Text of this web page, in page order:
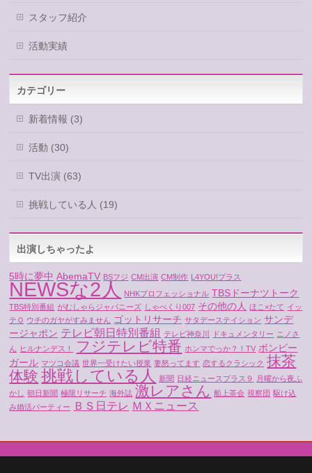
スタッフ紹介
活動実績
カテゴリー
新着情報 (3)
活動 (30)
TV出演 (63)
挑戦している人 (19)
出演しちゃったよ
5時に夢中 AbemaTV BSフジ CM出演 CM制作 L4YOU!プラス
NEWSな2人 NHKプロフェッショナル TBSドーナツトーク
TBS特別番組 がむしゃらジャパニーズ しゃべくり007 その他の人 ほこ×たて イッ
テＱ ウチのガヤがすみません ゴットリサーチ サタデーステイション サンデ
ージャポン テレビ朝日特別番組 テレビ神奈川 ドキュメンタリー ニノさ
ん ヒルナンデス！ フジテレビ特番 ホンマでっか？！TV ボンビー
ガール マツコ会議 世界一受けたい授業 妻怒ってます 恋するクラシック 抹茶
体験 挑戦している人 新聞 日経ニュースプラス９
月曜から夜ふ
かし 朝日新聞 極限リサーチ 海外誌 激レアさん 船上茶会 視察団 駆け込
み婚活パーティー
ＢＳ日テレ ＭＸニュース